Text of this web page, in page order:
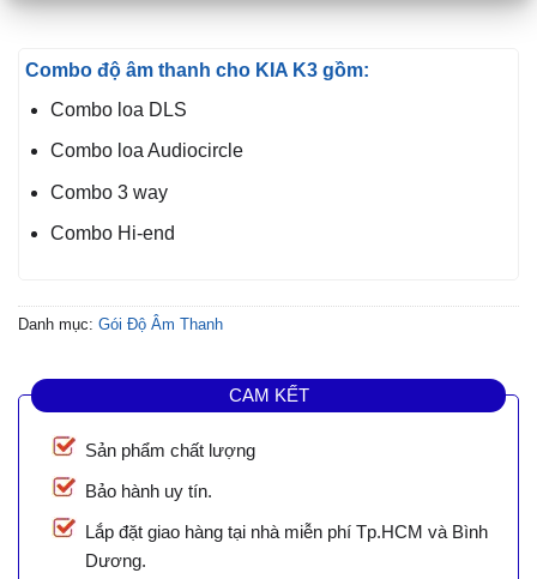
Combo độ âm thanh cho KIA K3 gồm:
Combo loa DLS
Combo loa Audiocircle
Combo 3 way
Combo Hi-end
Danh mục: Gói Độ Âm Thanh
CAM KẾT
Sản phẩm chất lượng
Bảo hành uy tín.
Lắp đặt giao hàng tại nhà miễn phí Tp.HCM và Bình
Dương.